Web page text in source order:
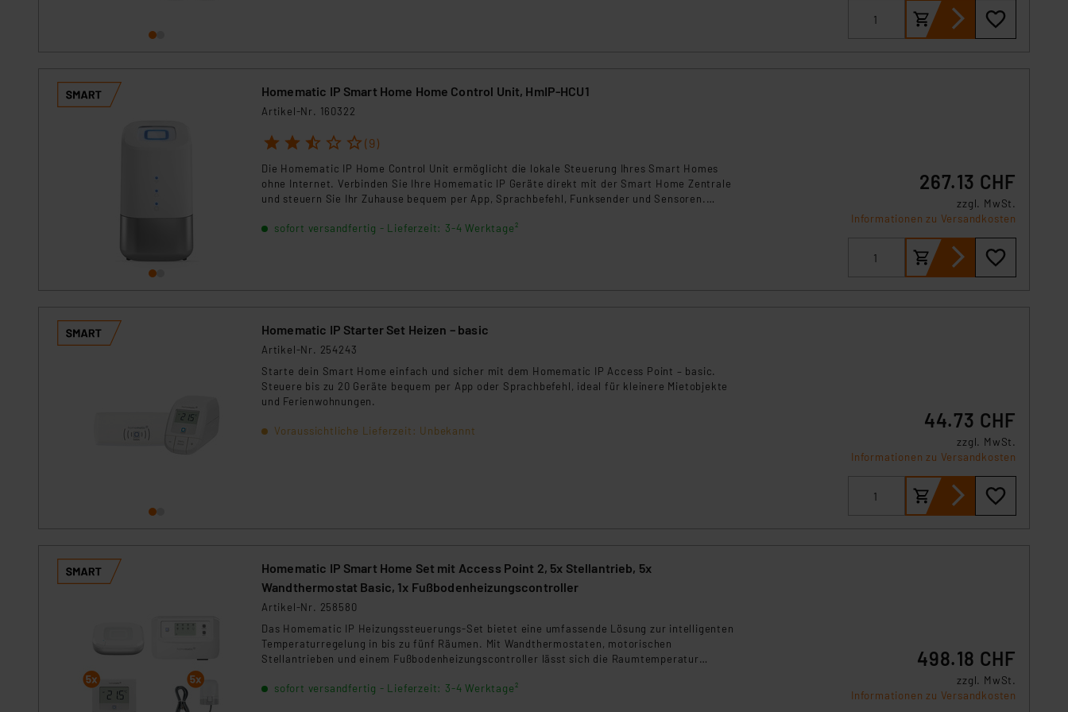
Daten, verbundenen Risiken.“
Impressum|Datenschutzerklärung
Homematic IP Smart Home Home Control Unit, HmIP-HCU1
Artikel-Nr. 160322
1 2 3 4 5 (9)
Die Homematic IP Home Control Unit ermöglicht die lokale Steuerung Ihres Smart Homes
ohne Internet. Verbinden Sie Ihre Homematic IP Geräte direkt mit der Smart Home Zentrale
und steuern Sie Ihr Zuhause bequem per App, Sprachbefehl, Funksender und Sensoren.
zukunftssicheren Zentrale.
sofort versandfertig - Lieferzeit: 3-4 Werktage²
267.13 CHF
zzgl. MwSt.
Informationen zu Versandkosten
Homematic IP Starter Set Heizen – basic
Artikel-Nr. 254243
Starte dein Smart Home einfach und sicher mit dem Homematic IP Access Point – basic.
Steuere bis zu 20 Geräte bequem per App oder Sprachbefehl, ideal für kleinere Mietobjekte
und Ferienwohnungen.
Voraussichtliche Lieferzeit: Unbekannt 44.73 CHF
zzgl. MwSt.
Informationen zu Versandkosten
Homematic IP Smart Home Set mit Access Point 2, 5x Stellantrieb, 5x
Wandthermostat Basic, 1x Fußbodenheizungscontroller
Artikel-Nr. 258580
Das Homematic IP Heizungssteuerungs-Set bietet eine umfassende Lösung zur intelligenten
Temperaturregelung in bis zu fünf Räumen. Mit Wandthermostaten, motorischen
Stellantrieben und einem Fußbodenheizungscontroller lässt sich die Raumtemperatur
Smart Homes und energieeffiziente Gebäude.
sofort versandfertig - Lieferzeit: 3-4 Werktage²
498.18 CHF
zzgl. MwSt.
Informationen zu Versandkosten